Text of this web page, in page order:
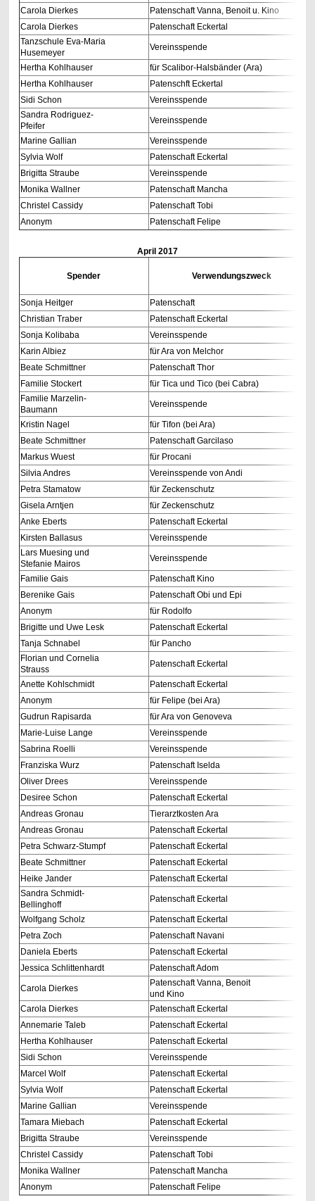
Carola Dierkes
Patenschaft Vanna, Benoit u. Kino
Carola Dierkes
Patenschaft Eckertal
Tanzschule Eva-Maria
Husemeyer
Vereinsspende
Hertha Kohlhauser
für Scalibor-Halsbänder (Ara)
Hertha Kohlhauser
Patenschft Eckertal
Sidi Schon
Vereinsspende
Sandra Rodriguez-
Pfeifer
Vereinsspende
Marine Gallian
Vereinsspende
Sylvia Wolf
Patenschaft Eckertal
Brigitta Straube
Vereinsspende
Monika Wallner
Patenschaft Mancha
Christel Cassidy
Patenschaft Tobi
Anonym
Patenschaft Felipe
April 2017
Spender Verwendungszweck
Sonja Heitger
Patenschaft
Christian Traber
Patenschaft Eckertal
Sonja Kolibaba
Vereinsspende
Karin Albiez
für Ara von Melchor
Beate Schmittner
Patenschaft Thor
Familie Stockert
für Tica und Tico (bei Cabra)
Familie Marzelin-
Baumann
Vereinsspende
Kristin Nagel
für Tifon (bei Ara)
Beate Schmittner
Patenschaft Garcilaso
Markus Wuest
für Procani
Silvia Andres
Vereinsspende von Andi
Petra Stamatow
für Zeckenschutz
Gisela Arntjen
für Zeckenschutz
Anke Eberts
Patenschaft Eckertal
Kirsten Ballasus
Vereinsspende
Lars Muesing und
Stefanie Mairos
Vereinsspende
Familie Gais
Patenschaft Kino
Berenike Gais
Patenschaft Obi und Epi
Anonym
für Rodolfo
Brigitte und Uwe Lesk
Patenschaft Eckertal
Tanja Schnabel
für Pancho
Florian und Cornelia
Strauss
Patenschaft Eckertal
Anette Kohlschmidt
Patenschaft Eckertal
Anonym
für Felipe (bei Ara)
Gudrun Rapisarda
für Ara von Genoveva
Marie-Luise Lange
Vereinsspende
Sabrina Roelli
Vereinsspende
Franziska Wurz
Patenschaft Iselda
Oliver Drees
Vereinsspende
Desiree Schon
Patenschaft Eckertal
Andreas Gronau
Tierarztkosten Ara
Andreas Gronau
Patenschaft Eckertal
Petra Schwarz-Stumpf
Patenschaft Eckertal
Beate Schmittner
Patenschaft Eckertal
Heike Jander
Patenschaft Eckertal
Sandra Schmidt-
Bellinghoff
Patenschaft Eckertal
Wolfgang Scholz
Patenschaft Eckertal
Petra Zoch
Patenschaft Navani
Daniela Eberts
Patenschaft Eckertal
Jessica Schlittenhardt
Patenschaft Adom
Carola Dierkes
Patenschaft Vanna, Benoit
und Kino
Carola Dierkes
Patenschaft Eckertal
Annemarie Taleb
Patenschaft Eckertal
Hertha Kohlhauser
Patenschaft Eckertal
Sidi Schon
Vereinsspende
Marcel Wolf
Patenschaft Eckertal
Sylvia Wolf
Patenschaft Eckertal
Marine Gallian
Vereinsspende
Tamara Miebach
Patenschaft Eckertal
Brigitta Straube
Vereinsspende
Christel Cassidy
Patenschaft Tobi
Monika Wallner
Patenschaft Mancha
Anonym
Patenschaft Felipe